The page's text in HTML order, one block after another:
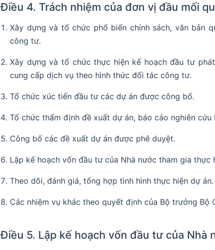
Điều 4. Trách nhiệm của đơn vị đầu mối
Xây dựng và tổ chức phổ biến chính sách, văn bản
công tư.
Xây dựng và tổ chức thực hiện kế hoạch đầu tư
cung cấp dịch vụ theo hình thức đối tác công tư.
Tổ chức xúc tiến đầu tư các dự án được công bố.
Tổ chức thẩm định đề xuất dự án, báo cáo nghiên cứu
Công bố các đề xuất dự án được phê duyệt.
Lập kế hoạch vốn đầu tư của Nhà nước tham gia thực
Theo dõi, đánh giá, tổng hợp tình hình thực hiện dự án.
Các nhiệm vụ khác theo quyết định của Bộ trưởng Bộ
Điều 5. Lập kế hoạch vốn đầu tư của Nhà